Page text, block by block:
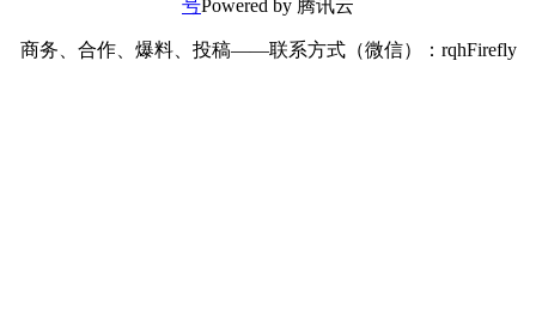
号Powered by 腾讯云
商务、合作、爆料、投稿——联系方式（微信）：rqhFirefly